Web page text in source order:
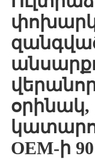
OEM-ի